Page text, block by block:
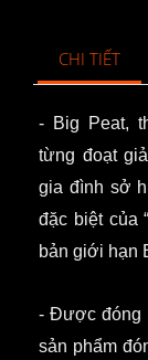
CHI TIẾT
- Big Peat,
từng đoạt
gia đình sở
đặc biệt của
bản giới hạn
- Được đóng
sản phẩm